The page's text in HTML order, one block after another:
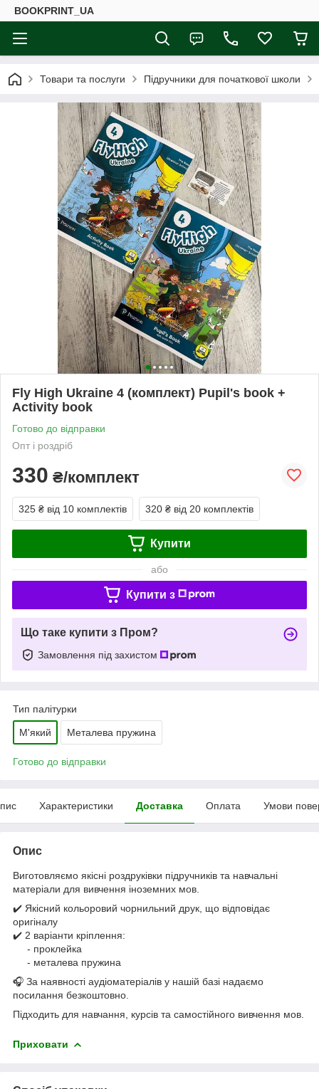
BOOKPRINT_UA
Товари та послуги Підручники для початкової школи
Fly High Ukraine 4 (комплект) Pupil's book +
Activity book
Готово до відправки
Опт і роздріб
330 ₴/комплект
325 ₴ від 10 комплектів 320 ₴ від 20 комплектів
Купити
або
Купити з
Що таке купити з Пром?
Замовлення під захистом
Тип палітурки
М'який Металева пружина
Готово до відправки
Характеристики Доставка Оплата Умови
Опис
Виготовляємо якісні роздруківки підручників та навчальні
матеріали для вивчення іноземних мов.
✔️ Якісний кольоровий чорнильний друк, що відповідає
оригіналу
✔️ 2 варіанти кріплення:
- проклейка
- металева пружина
🎧 За наявності аудіоматеріалів у нашій базі надаємо
посилання безкоштовно.
Підходить для навчання, курсів та самостійного вивчення мов.
Приховати